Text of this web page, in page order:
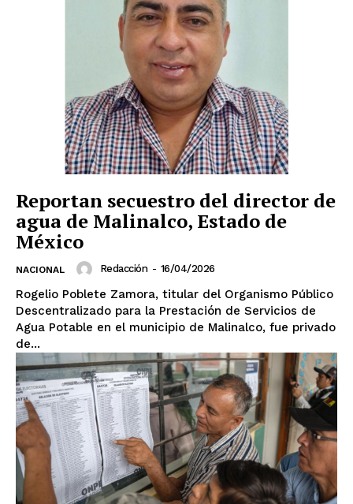
SUSCRIBIRSE
Estados
Aguascalientes Baja California
Baja California Sur
Chihuahua
Ciudad de México Coahuila
Colima Durango
Estado de México
Guanajuato
Guerrero Hidalgo
Jalisco
Michoacán
Zacatecas Yucatán Veracruz
Tlaxcala Tamaulipas Tabasco
Sonora
Sinaloa
San Luis Potosí Quintana Roo
Querétaro Puebla Oaxaca
Nuevo León
Nayarit
Morelos
Reportan secuestro del director de
agua de Malinalco, Estado de
México
NACIONAL Redacción - 16/04/2026
Rogelio Poblete Zamora, titular del Organismo Público
Descentralizado para la Prestación de Servicios de
Agua Potable en el municipio de Malinalco, fue privado
de...